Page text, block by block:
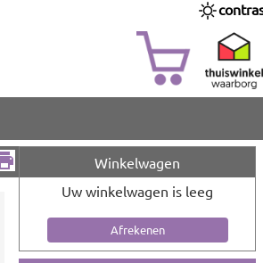
Winkelwagen
Uw winkelwagen is leeg